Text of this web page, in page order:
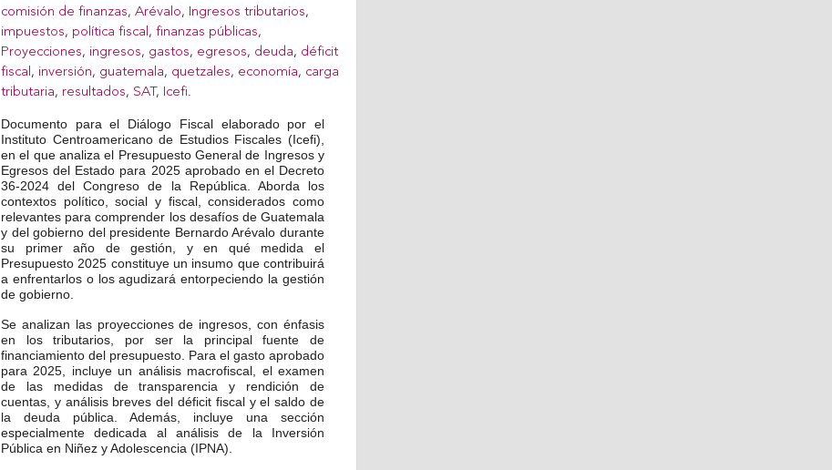
comisión de finanzas, Arévalo, Ingresos tributarios,
impuestos, política fiscal, finanzas públicas,
Proyecciones, ingresos, gastos, egresos, deuda, déficit
fiscal, inversión, guatemala, quetzales, economía, carga
tributaria, resultados, SAT , Icefi.
Documento para el Diálogo Fiscal elaborado por el
Instituto Centroamericano de Estudios Fiscales (Icefi),
en el que analiza el Presupuesto General de Ingresos y
Egresos del Estado para 2025 aprobado en el Decreto
36-2024 del Congreso de la República. Aborda los
contextos político, social y fiscal, considerados como
relevantes para comprender los desafíos de Guatemala
y del gobierno del presidente Bernardo Arévalo durante
su primer año de gestión, y en qué medida el
Presupuesto 2025 constituye un insumo que contribuirá
a enfrentarlos o losagudizará entorpeciendo la gestión
de gobierno.
Se analizan las proyecciones de ingresos, con énfasis
en los tributarios, por ser la principal fuente de
financiamiento del presupuesto. Para el gasto aprobado
para 2025, incluye un análisis macrofiscal, el examen
de las medidas de transparencia y rendición de
cuentas, y análisis breves del déficit fiscal y el saldo de
la deuda pública. Además, incluye una sección
especialmente dedicada al análisis de la Inversión
Pública en Niñez y Adolescencia (IPNA).